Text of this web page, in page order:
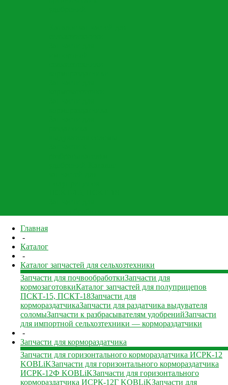
Главная
-
Каталог
-
Каталог запчастей для сельхозтехники
Запчасти для почвообработкиЗапчасти для
кормозаготовкиКаталог запчастей для полуприцепов
ПСКТ-15, ПСКТ-18Запчасти для
кормораздатчикаЗапчасти для раздатчика выдувателя
соломыЗапчасти к разбрасывателям удобренийЗапчасти
для импортной сельхозтехники — кормораздатчики
-
Запчасти для кормораздатчика
Запчасти для горизонтального кормораздатчика ИСРК-12
KOBLiKЗапчасти для горизонтального кормораздатчика
ИСРК-12Ф KOBLiKЗапчасти для горизонтального
кормораздатчика ИСРК-12Г KOBLiKЗапчасти для